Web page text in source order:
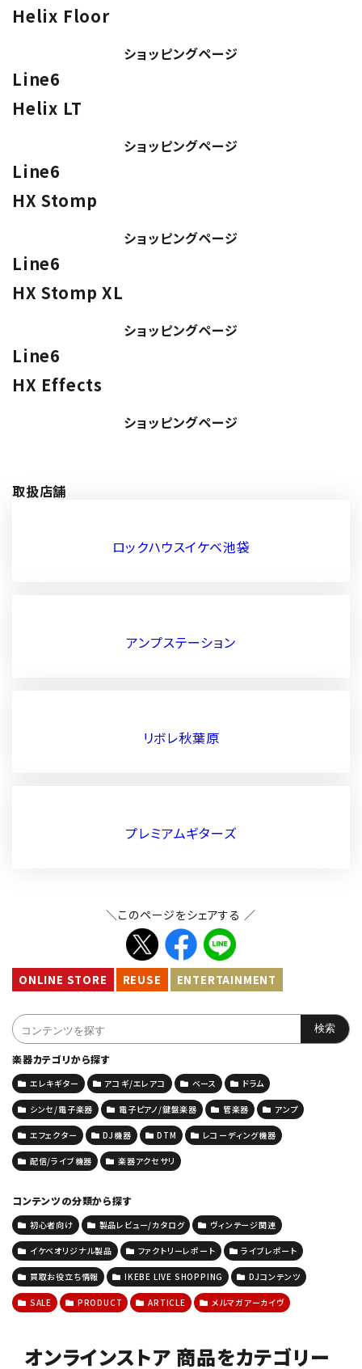
Helix Floor
ショッピングページ
Line6
Helix LT
ショッピングページ
Line6
HX Stomp
ショッピングページ
Line6
HX Stomp XL
ショッピングページ
Line6
HX Effects
ショッピングページ
取扱店舗
ロックハウスイケベ池袋
アンプステーション
リボレ秋葉原
プレミアムギターズ
＼このページをシェアする ／
ONLINE STORE REUSE ENTERTAINMENT
楽器カテゴリから探す
エレキギター アコギ/エレアコ ベース ドラム
シンセ/電子楽器 電子ピアノ/鍵盤楽器 管楽器 アンプ
エフェクター DJ機器 DTM レコーディング機器
配信/ライブ機器 楽器アクセサリ
コンテンツの分類から探す
初心者向け 製品レビュー/カタログ ヴィンテージ関連
イケベオリジナル製品 ファクトリーレポート ライブレポート
買取お役立ち情報 IKEBE LIVE SHOPPING DJコンテンツ
SALE PRODUCT ARTICLE メルマガアーカイヴ
オンラインストア 商品をカテゴリー